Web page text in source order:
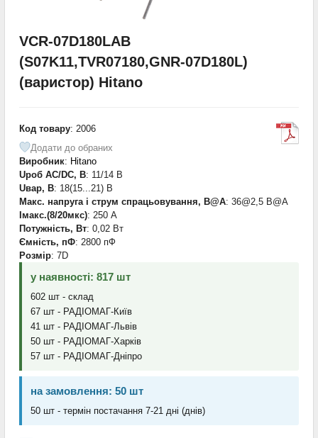
VCR-07D180LAB
(S07K11,TVR07180,GNR-07D180L)
(варистор) Hitano
Код товару: 2006
Додати до обраних
Виробник: Hitano
Uроб AC/DC, В: 11/14 В
Uвар, В: 18(15...21) В
Макс. напруга і струм спрацьовування, В@A: 36@2,5 B@A
Iмакс.(8/20мкс): 250 А
Потужність, Вт: 0,02 Вт
Ємність, пФ: 2800 пФ
Розмір: 7D
у наявності: 817 шт
602 шт - склад
67 шт - РАДІОМАГ-Київ
41 шт - РАДІОМАГ-Львів
50 шт - РАДІОМАГ-Харків
57 шт - РАДІОМАГ-Дніпро
на замовлення: 50 шт
50 шт - термін постачання 7-21 дні (днів)